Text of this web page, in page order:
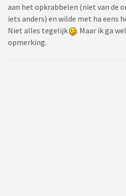
aan het opkrabbelen (niet van de
iets anders) en wilde met ha eens
Niet alles tegelijk
. Maar ik ga
opmerking.